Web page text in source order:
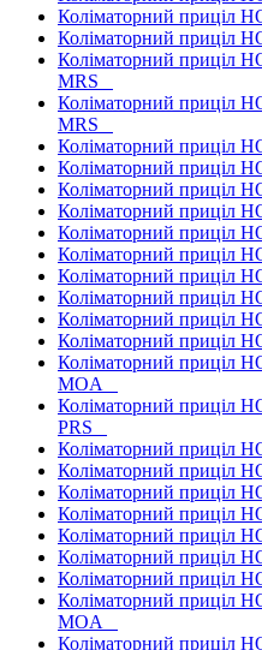
Коліматорний приціл
Коліматорний приціл
Коліматорний приціл
MRS
Коліматорний приціл
MRS
Коліматорний приціл
Коліматорний приціл
Коліматорний приціл
Коліматорний приціл
Коліматорний приціл
Коліматорний приціл
Коліматорний приціл
Коліматорний приціл
Коліматорний приціл
Коліматорний приціл
Коліматорний приціл
MOA
Коліматорний приціл
PRS
Коліматорний приціл
Коліматорний приціл
Коліматорний приціл
Коліматорний приціл
Коліматорний приціл
Коліматорний приціл
Коліматорний приціл
Коліматорний приціл
MOA
Коліматорний приціл